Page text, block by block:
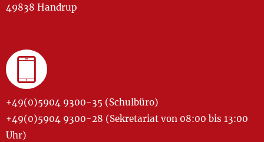
49838 Handrup
+49(0)5904 9300-35 (Schulbüro)
+49(0)5904 9300-28 (Sekretariat von 08:00 bis 13:00
Uhr)